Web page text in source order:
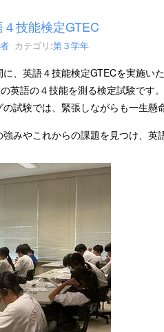
技能検定GTEC
カテゴリ:第３学年
、英語４技能検定GTECを実施いた
英語の４技能を測る検定試験です。
試験では、緊張しながらも一生
みやこれからの課題を見つけ、